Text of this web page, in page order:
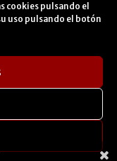
cookies pulsando el
uso pulsando el botón
Profile